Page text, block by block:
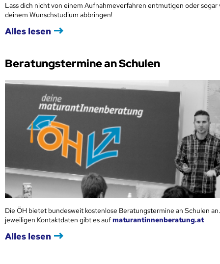
Lass dich nicht von einem Aufnahmeverfahren entmutigen oder sogar
deinem Wunschstudium abbringen!
Alles lesen
Beratungstermine an Schulen
Die ÖH bietet bundesweit kostenlose Beratungstermine an Schulen
jeweiligen Kontaktdaten gibt es aufmaturantinnenberatung.at
Alles lesen